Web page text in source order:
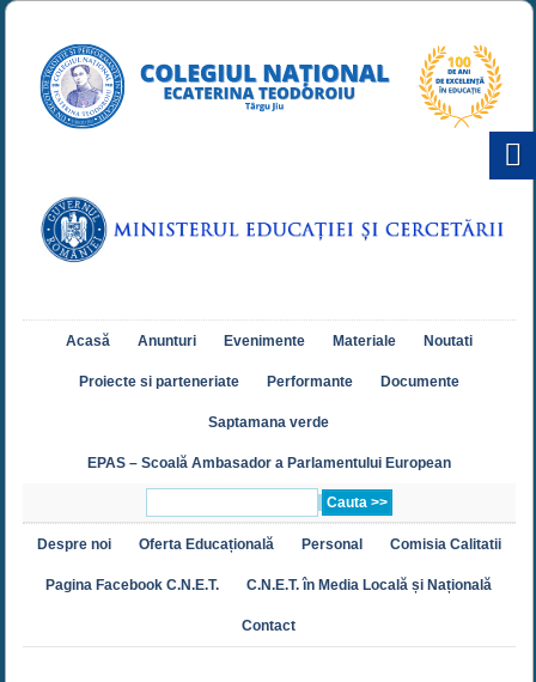
Acasă Anunturi Evenimente Materiale Noutati
Proiecte si parteneriate Performante Documente
Saptamana verde
EPAS – Scoală Ambasador a Parlamentului European
Despre noi Oferta Educațională Personal Comisia Calitatii
Pagina Facebook C.N.E.T. C.N.E.T. în Media Locală și Națională
Contact